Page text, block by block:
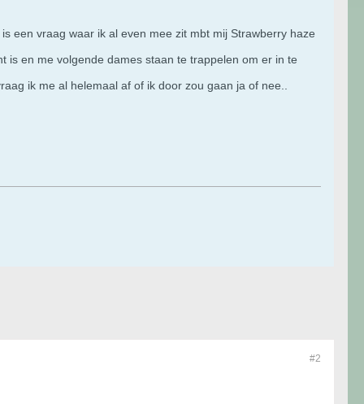
een vraag waar ik al even mee zit mbt mij Strawberry haze
is en me volgende dames staan te trappelen om er in te
ik me al helemaal af of ik door zou gaan ja of nee..
#2